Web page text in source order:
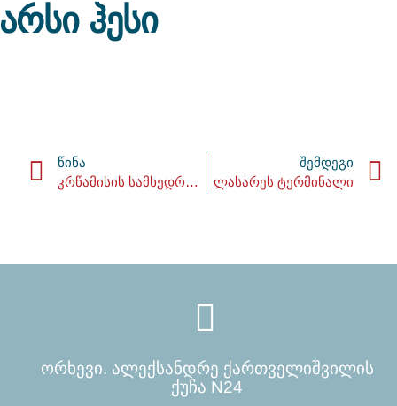
ჰესი
ᲬᲘᲜᲐ
კრწამისის სამხედრო ბაზა
ᲨᲔᲛᲓᲔᲒᲘ
ლასარეს ტერმინალი
ორხევი. ალექსანდრე ქართველიშვილის
ქუჩა N24